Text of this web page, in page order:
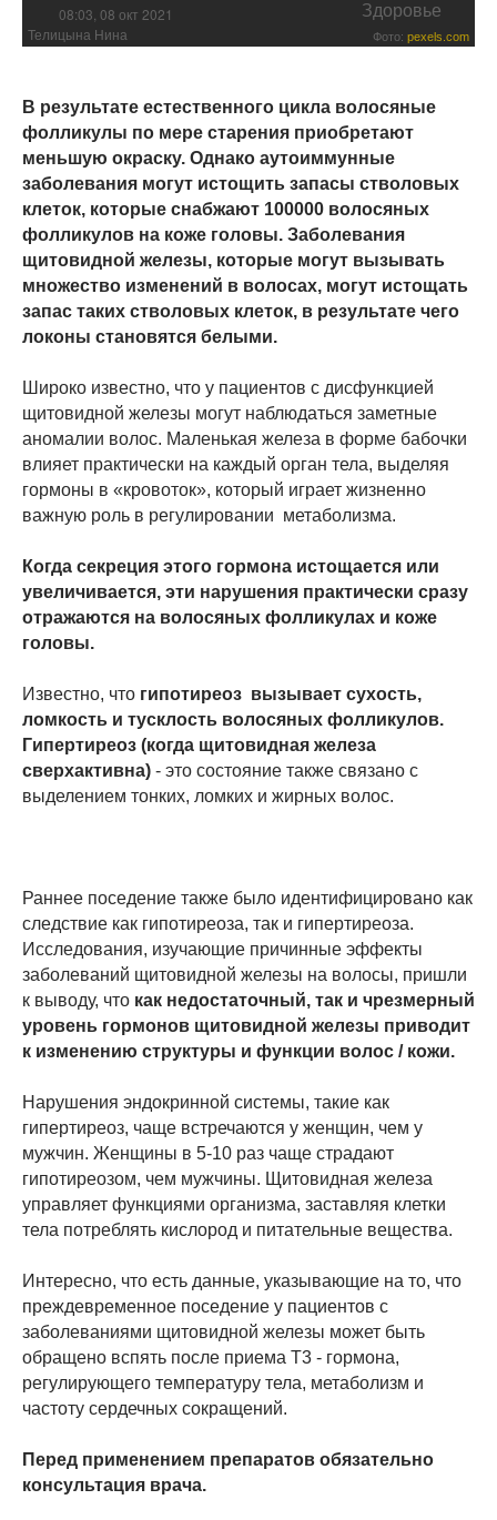
08:03, 08 окт 2021 Здоровье
Телицына Нина Фото: pexels.com
В результате естественного цикла волосяные
фолликулы по мере старения приобретают
меньшую окраску. Однако аутоиммунные
заболевания могут истощить запасы стволовых
клеток, которые снабжают 100000 волосяных
фолликулов на коже головы. Заболевания
щитовидной железы, которые могут вызывать
множество изменений в волосах, могут истощать
запас таких стволовых клеток, в результате чего
локоны становятся белыми.
Широко известно, что у пациентов с дисфункцией
щитовидной железы могут наблюдаться заметные
аномалии волос. Маленькая железа в форме бабочки
влияет практически на каждый орган тела, выделяя
гормоны в «кровоток», который играет жизненно
важную роль в регулировании метаболизма.
Когда секреция этого гормона истощается или
увеличивается, эти нарушения практически сразу
отражаются на волосяных фолликулах и коже
головы.
Известно, что гипотиреоз вызывает сухость,
ломкость и тусклость волосяных фолликулов.
Гипертиреоз (когда щитовидная железа
сверхактивна) - это состояние также связано с
выделением тонких, ломких и жирных волос.
Раннее поседение также было идентифицировано как
следствие как гипотиреоза, так и гипертиреоза.
Исследования, изучающие причинные эффекты
заболеваний щитовидной железы на волосы, пришли
к выводу, что как недостаточный, так и чрезмерный
уровень гормонов щитовидной железы приводит
к изменению структуры и функции волос / кожи.
Нарушения эндокринной системы, такие как
гипертиреоз, чаще встречаются у женщин, чем у
мужчин. Женщины в 5-10 раз чаще страдают
гипотиреозом, чем мужчины. Щитовидная железа
управляет функциями организма, заставляя клетки
тела потреблять кислород и питательные вещества.
Интересно, что есть данные, указывающие на то, что
преждевременное поседение у пациентов с
заболеваниями щитовидной железы может быть
обращено вспять после приема Т3 - гормона,
регулирующего температуру тела, метаболизм и
частоту сердечных сокращений.
Перед применением препаратов обязательно
консультация врача.